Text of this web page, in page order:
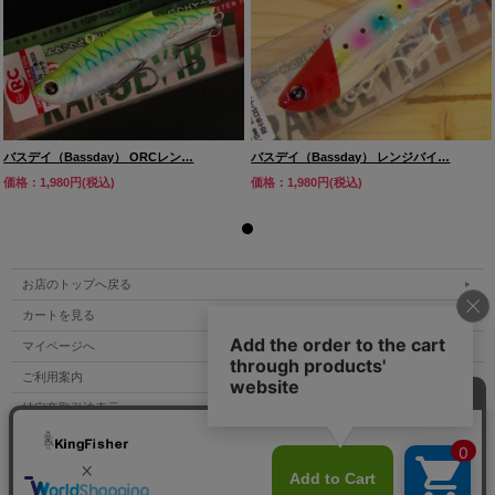
バスデイ（Bassday） ORCレン…
価格：1,980円(税込)
バスデイ（Bassday） レンジバイ…
価格：1,980円(税込)
お店のトップへ戻る
カートを見る
マイページへ
ご利用案内
特定商取引法表示
個人情報の取扱い
サイトマップ